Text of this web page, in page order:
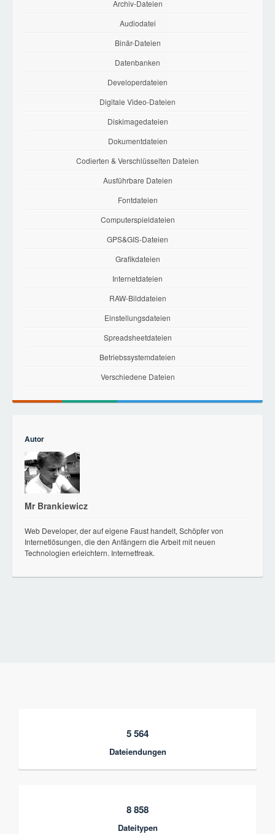
Archiv-Dateien
Audiodatei
Binär-Dateien
Datenbanken
Developerdateien
Digitale Video-Dateien
Diskimagedateien
Dokumentdateien
Codierten & Verschlüsselten Dateien
Ausführbare Dateien
Fontdateien
Computerspieldateien
GPS&GIS-Dateien
Grafikdateien
Internetdateien
RAW-Bilddateien
Einstellungsdateien
Spreadsheetdateien
Betriebssystemdateien
Verschiedene Dateien
Autor
Mr Brankiewicz
Web Developer, der auf eigene Faust handelt, Schöpfer von
Internetlösungen, die den Anfängern die Arbeit mit neuen
Technologien erleichtern. Internetfreak.
5 564
Dateiendungen
8 858
Dateitypen